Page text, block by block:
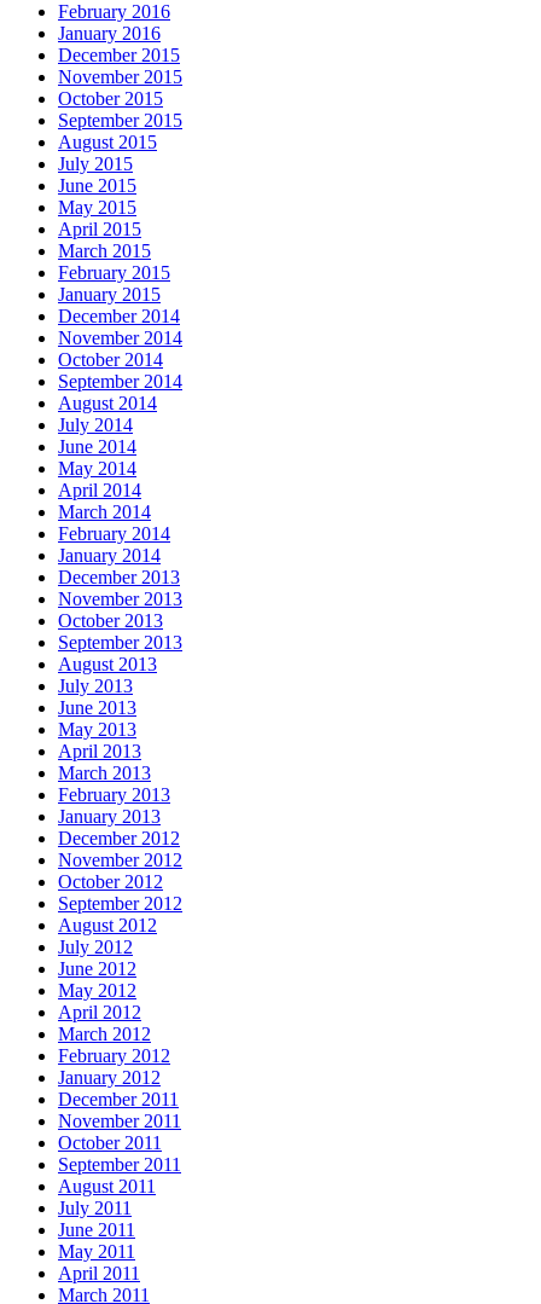
February 2016
January 2016
December 2015
November 2015
October 2015
September 2015
August 2015
July 2015
June 2015
May 2015
April 2015
March 2015
February 2015
January 2015
December 2014
November 2014
October 2014
September 2014
August 2014
July 2014
June 2014
May 2014
April 2014
March 2014
February 2014
January 2014
December 2013
November 2013
October 2013
September 2013
August 2013
July 2013
June 2013
May 2013
April 2013
March 2013
February 2013
January 2013
December 2012
November 2012
October 2012
September 2012
August 2012
July 2012
June 2012
May 2012
April 2012
March 2012
February 2012
January 2012
December 2011
November 2011
October 2011
September 2011
August 2011
July 2011
June 2011
May 2011
April 2011
March 2011